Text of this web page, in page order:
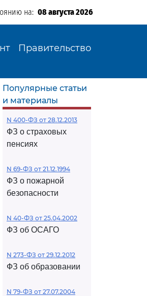
на: 08 августа 2026
Правительство
Популярные статьи
и материалы
N 400-ФЗ от 28.12.2013
ФЗ о страховых
пенсиях
N 69-ФЗ от 21.12.1994
ФЗ о пожарной
безопасности
N 40-ФЗ от 25.04.2002
ФЗ об ОСАГО
N 273-ФЗ от 29.12.2012
ФЗ об образовании
N 79-ФЗ от 27.07.2004